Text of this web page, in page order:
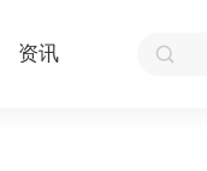
资讯